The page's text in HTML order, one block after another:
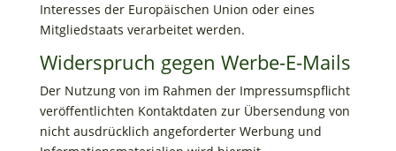
Interesses der Europäischen Union oder eines
Mitgliedstaats verarbeitet werden.
Widerspruch gegen Werbe-E-Mails
Der Nutzung von im Rahmen der Impressumspflicht
veröffentlichten Kontaktdaten zur Übersendung von
nicht ausdrücklich angeforderter Werbung und